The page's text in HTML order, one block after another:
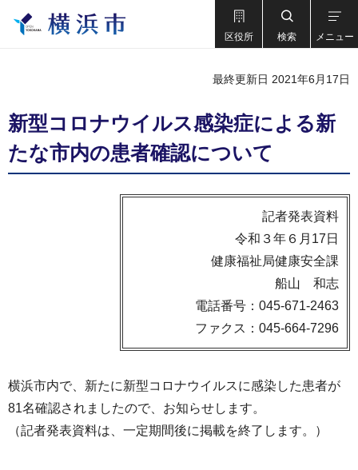
区役所 検索 メニュー
最終更新日 2021年6月17日
新型コロナウイルス感染症による新
たな市内の患者確認について
記者発表資料
令和３年６月17日
健康福祉局健康安全課
船山 和志
電話番号：045-671-2463
ファクス：045-664-7296
横浜市内で、新たに新型コロナウイルスに感染した患者が
81名確認されましたので、お知らせします。
（記者発表資料は、一定期間後に掲載を終了します。）